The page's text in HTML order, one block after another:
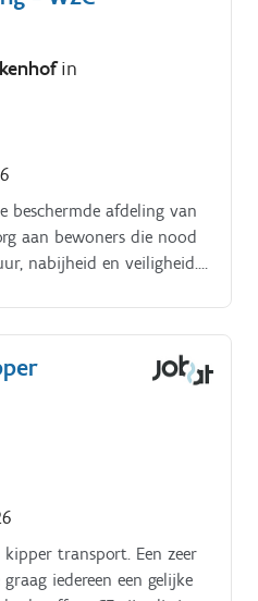
in
beschermde afdeling van
aan bewoners die nood
nabijheid en veiligheid.
een voorspelbare, warme
integraal op binnen
bezigheden bestaan
van
de beschermde
gedrag en
en
van
kipper transport. Een zeer
iedereen een gelijke